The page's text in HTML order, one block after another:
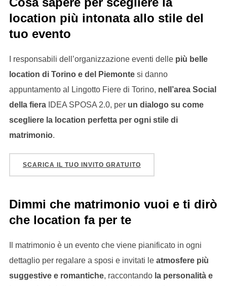
location più intonata allo stile del
tuo evento
I responsabili dell’organizzazione eventi dellepiù belle
location di Torino e del Piemontesi danno
appuntamento al Lingotto Fiere di Torino, nell’area Social
della fieraIDEA SPOSA 2.0, per un dialogo su come
scegliere la location perfetta per ogni stile di
matrimonio.
SCARICA IL TUO INVITO GRATUITO
Dimmi che matrimonio vuoi e ti dirò
che location fa per te
Il matrimonio è un evento che viene pianificato in ogni
dettaglio per regalare a sposi e invitati le atmosfere più
suggestive e romantiche, raccontandola personalità e